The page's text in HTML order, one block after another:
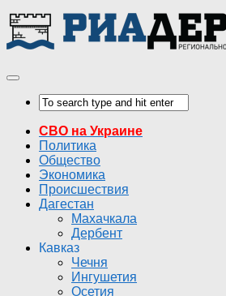
СВО на Украине
Политика
Общество
Экономика
Происшествия
Дагестан
Махачкала
Дербент
Кавказ
Чечня
Ингушетия
Осетия